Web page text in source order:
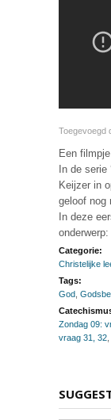
Toegevoegd
Een filmpje
In de
Keijzer in
geloof nog
In deze
onderwerp:
Categorie:
Christelijke
Tags:
God
Zondag 09:
vraag 31, 32